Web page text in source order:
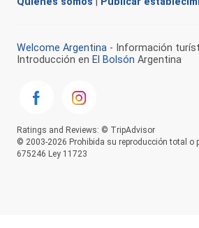
Welcome Argentina - Información
Introducción en El Bolsón Argentina
Ratings and Reviews: © TripAdvisor
© 2003-2026 Prohibida su reproducción total o
675246 Ley 11723